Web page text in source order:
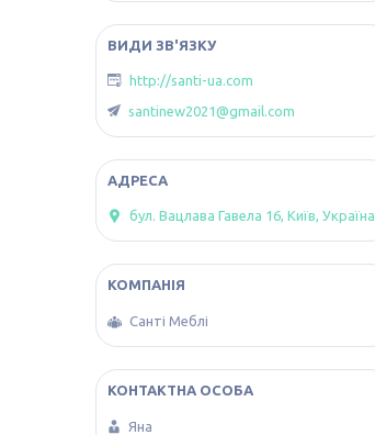
http://santi-ua.com
santinew2021@gmail.com
бул. Вацлава Гавела 16, Київ, Україна
Санті Меблі
Яна